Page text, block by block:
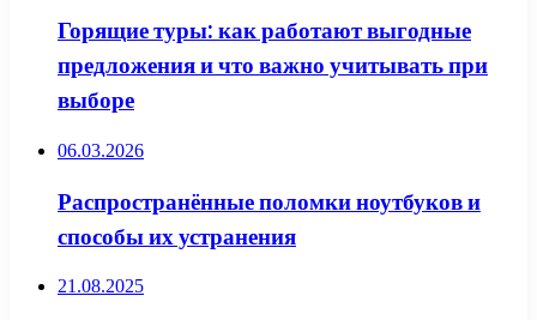
Горящие туры: как работают выгодные
предложения и что важно учитывать при
выборе
06.03.2026
Распространённые поломки ноутбуков и
способы их устранения
21.08.2025